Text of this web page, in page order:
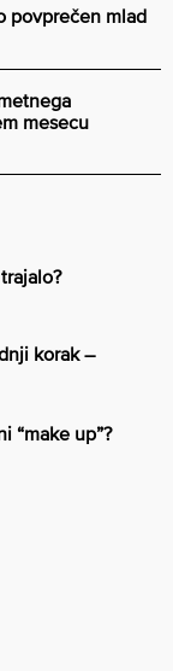
povprečen mlad
mesecu
korak –
“make up”?